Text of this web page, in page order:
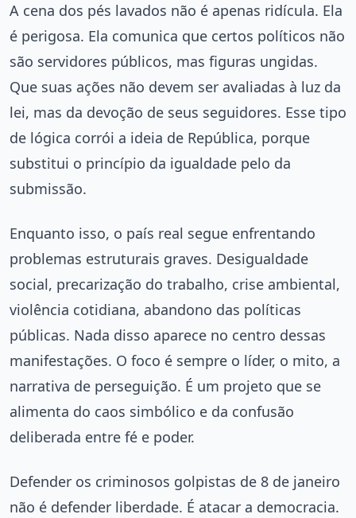
A cena dos pés lavados não é apenas ridícula. Ela
é perigosa. Ela comunica que certos políticos não
são servidores públicos, mas figuras ungidas.
Que suas ações não devem ser avaliadas à luz da
lei, mas da devoção de seus seguidores. Esse tipo
de lógica corrói a ideia de República, porque
substitui o princípio da igualdade pelo da
submissão.
Enquanto isso, o país real segue enfrentando
problemas estruturais graves. Desigualdade
social, precarização do trabalho, crise ambiental,
violência cotidiana, abandono das políticas
públicas. Nada disso aparece no centro dessas
manifestações. O foco é sempre o líder, o mito, a
narrativa de perseguição. É um projeto que se
alimenta do caos simbólico e da confusão
deliberada entre fé e poder.
Defender os criminosos golpistas de 8 de janeiro
não é defender liberdade. É atacar a democracia.